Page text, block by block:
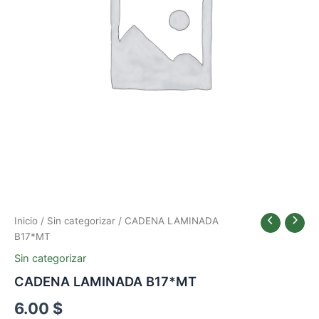
Inicio / Sin categorizar / CADENA LAMINADA
B17*MT
Sin categorizar
CADENA LAMINADA B17*MT
6.00 $